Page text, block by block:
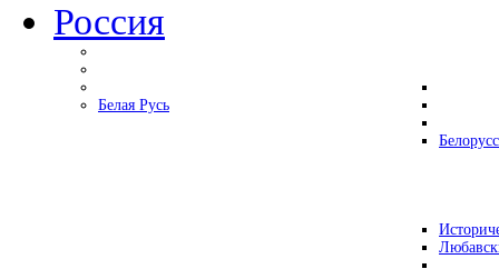
Россия
Белая Русь